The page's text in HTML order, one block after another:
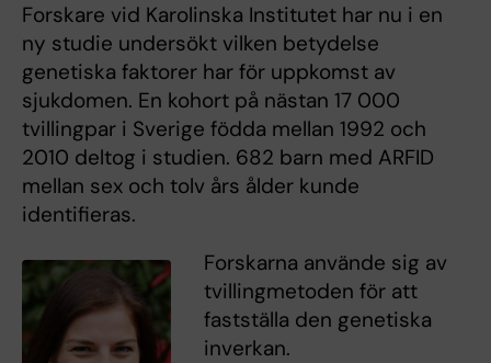
Forskare vid Karolinska Institutet har nu i en
ny studie undersökt vilken betydelse
genetiska faktorer har för uppkomst av
sjukdomen. En kohort på nästan 17 000
tvillingpar i Sverige födda mellan 1992 och
2010 deltog i studien. 682 barn med ARFID
mellan sex och tolv års ålder kunde
identifieras.
Forskarna använde sig av
tvillingmetoden för att
fastställa den genetiska
inverkan.